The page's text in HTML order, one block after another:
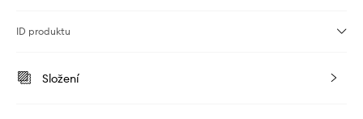
ID produktu
Složení